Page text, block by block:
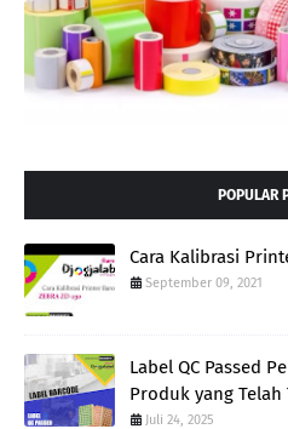
POPULAR
Cara Kalibrasi
September 09, 2021
Label QC Passed
Produk yang Telah
Juli 24, 2025